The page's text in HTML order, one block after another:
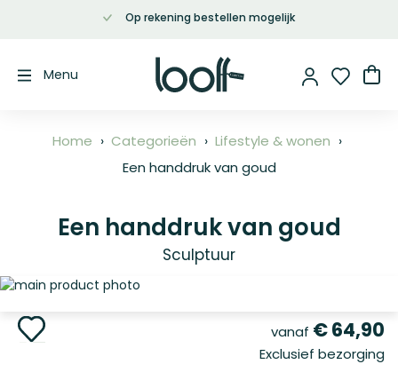
inhoud
Op rekening bestellen mogelijk
Menu
Home Categorieën
Lifestyle & wonen
Een handdruk van goud
Een handdruk van goud
Sculptuur
Ga
het
einde
naar
vanaf € 64,90
Exclusief bezorging